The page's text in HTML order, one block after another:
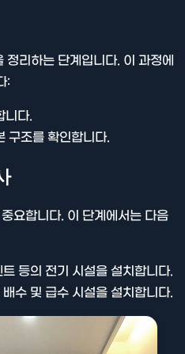
리하는 단계입니다. 이 과정에
:
니다.
구조를 확인합니다.
요합니다. 이 단계에서는 다음
등의 전기 시설을 설치합니다.
수 및 급수 시설을 설치합니다.